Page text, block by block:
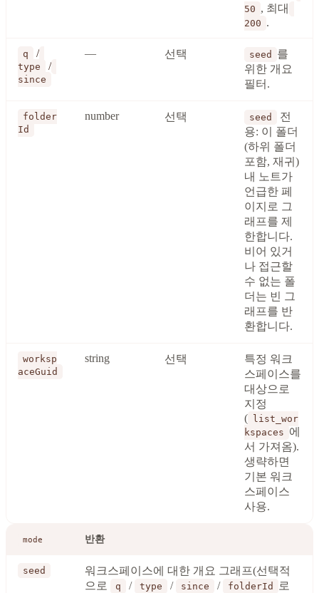
50 , 최대
200 .
q /
type /
since
— 선택 seed
를
위한 개요
필터.
folder
Id
number 선택 seed
전
용: 이 폴더
(하위 폴더
포함, 재귀)
내 노트가
언급한 페
이지로 그
래프를 제
한합니다.
비어 있거
나 접근할
수 없는 폴
더는 빈 그
래프를 반
환합니다.
worksp
aceGuid
string 선택
특정 워크
스페이스를
대상으로
지정
(
list_wor
kspaces 에
서 가져옴).
생략하면
기본 워크
스페이스
사용.
mode 반환
seed
워크스페이스에 대한 개요 그래프(선택적
으로
q / type / since / folderId
로